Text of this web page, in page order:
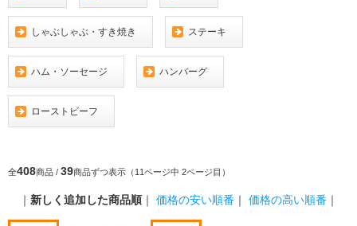
しゃぶしゃぶ・すき焼き ステーキ
ハム・ソーセージ ハンバーグ
ローストビーフ
全408商品 / 39商品ずつ表示（11ページ中 2ページ目）
｜ 新しく追加した商品順 ｜ 価格の安い順番 ｜ 価格の高い順番 ｜